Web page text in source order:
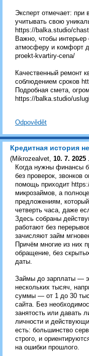
Эксперт отмечает: при
учитывать свою
https://balka.studio/
Важно, чтобы
атмосферу и комфорт
proekt-kvartiry-cena/
Качественный ремонт
соблюдением сроков
Подробная смета,
https://balka.studio/
Odpovědět
Кредитная история
(Mikrozealvet 10. 7. 2025
Когда нужны финансы
без проверок, звонков
помощь приходит
микрозаймов, а
предложениям,
четверть часа, даже
Здесь собраны
работают без
зачисляют займ
Причём многие из них
обращение, без
даты.
Займы до зарплаты —
нескольких тысяч,
суммы — от 1 до 30
сайта. Без
занятость или давать
личности и
есть: большинство
строго, и
на ошибки прошлого.